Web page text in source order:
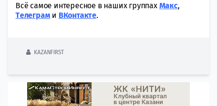
Всё самое интересное в наших группах Макс,
Tелеграми ВКонтакте.
KAZANFIRST